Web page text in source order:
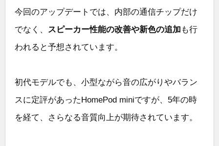
今回のアップデートでは、内部の通信チップだけ
でなく、
スピーカー性能の改善や新色の追加 も行
われると予想されています。
初代モデルでも、小型ながら音の広がりやバラン
スに定評があったHomePod miniですが、5年の時
を経て、さらなる音質向上が期待されています。